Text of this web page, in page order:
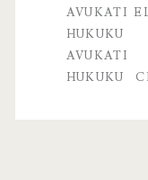
AVUKATI
HUKUKU
AVUKATI
HUKUKU